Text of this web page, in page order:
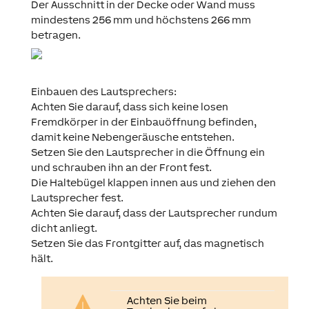
Der Ausschnitt in der Decke oder Wand muss
mindestens 256 mm und höchstens 266 mm
betragen.
Einbauen des Lautsprechers:
Achten Sie darauf, dass sich keine losen
Fremdkörper in der Einbauöffnung befinden,
damit keine Nebengeräusche entstehen.
Setzen Sie den Lautsprecher in die Öffnung ein
und schrauben ihn an der Front fest.
Die Haltebügel klappen innen aus und ziehen den
Lautsprecher fest.
Achten Sie darauf, dass der Lautsprecher rundum
dicht anliegt.
Setzen Sie das Frontgitter auf, das magnetisch
hält.
Achten Sie beim